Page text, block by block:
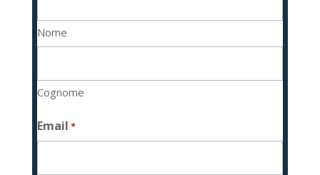
Nome
Cognome
Email *